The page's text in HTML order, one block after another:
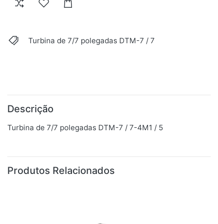
Turbina de 7/7 polegadas DTM-7 / 7
Descrição
Turbina de 7/7 polegadas DTM-7 / 7-4M1 / 5
Produtos Relacionados